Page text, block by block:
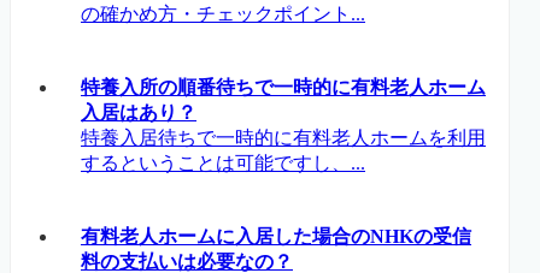
の確かめ方・チェックポイント...
特養入所の順番待ちで一時的に有料老人ホーム
入居はあり？
特養入居待ちで一時的に有料老人ホームを利用
するということは可能ですし、...
有料老人ホームに入居した場合のNHKの受信
料の支払いは必要なの？